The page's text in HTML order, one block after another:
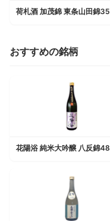
荷札酒 加茂錦 東条山田錦35
おすすめの銘柄